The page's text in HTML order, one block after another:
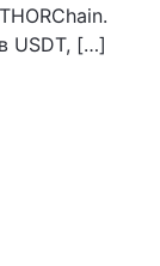
USDT, […]